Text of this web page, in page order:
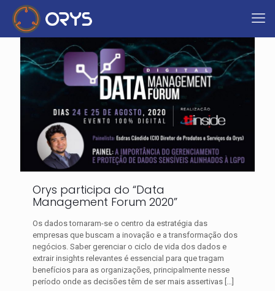
Orys participa do “Data
Management Forum 2020”
Os dados tornaram-se o centro da estratégia das
empresas que buscam a inovação e a transformação dos
negócios. Saber gerenciar o ciclo de vida dos dados e
extrair insights relevantes é essencial para que tragam
benefícios para as organizações, principalmente nesse
período onde as decisões têm de ser mais assertivas […]